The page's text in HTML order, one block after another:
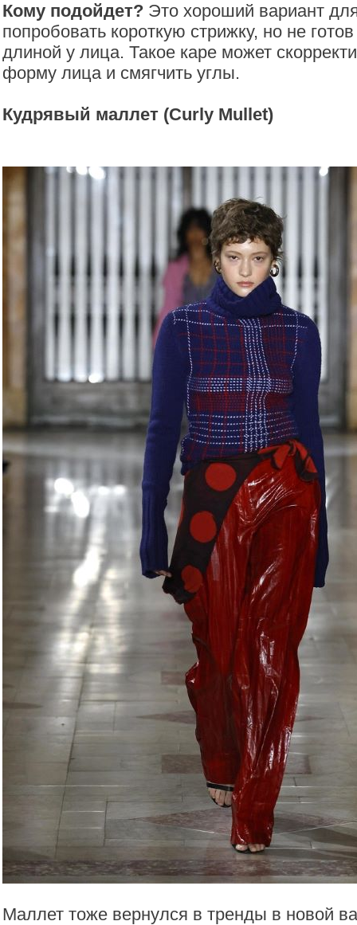
Кому подойдет? Это хороший вариант
попробовать короткую стрижку, но не
длиной у лица. Такое каре может
форму лица и смягчить углы.
Кудрявый маллет (Curly Mullet)
Маллет тоже вернулся в тренды в новой